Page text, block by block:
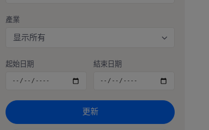
產業
显示所有
起始日期 結束日期
更新